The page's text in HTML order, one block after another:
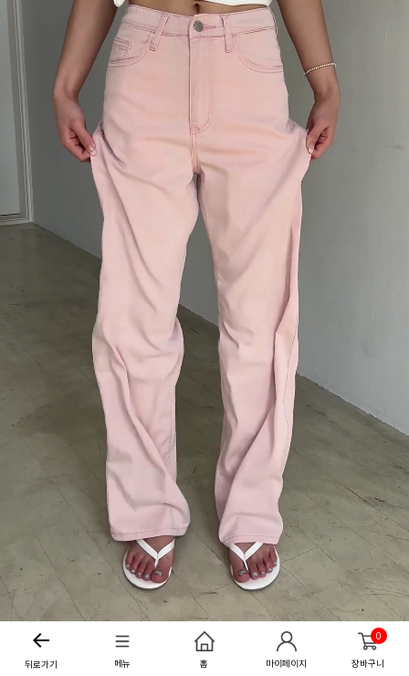
뒤로가기 메뉴 홈 마이페이지
0
장바구니